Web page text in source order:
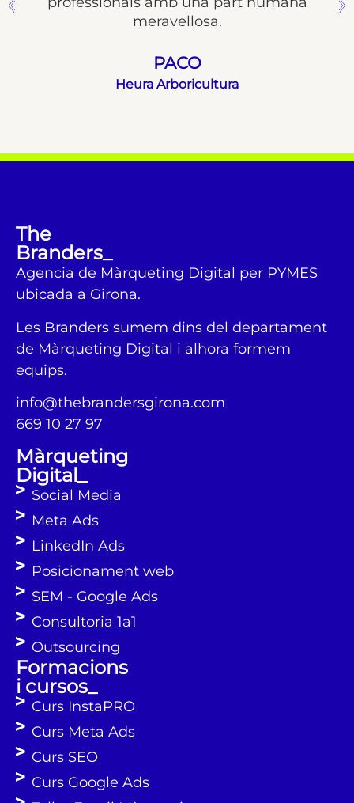
The
Branders_
Agencia de Màrqueting Digital per PYMES
ubicada a Girona.
Les Branders sumem dins del departament
de Màrqueting Digital i alhora formem
equips.
info@thebrandersgirona.com
669 10 27 97
Màrqueting
Digital_
Social Media
Meta Ads
LinkedIn Ads
Posicionament web
SEM - Google Ads
Consultoria 1a1
Outsourcing
Formacions
i cursos_
Curs InstaPRO
Curs Meta Ads
Curs SEO
Curs Google Ads